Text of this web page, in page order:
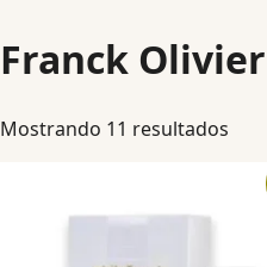
Franck Olivier
Mostrando 11 resultados